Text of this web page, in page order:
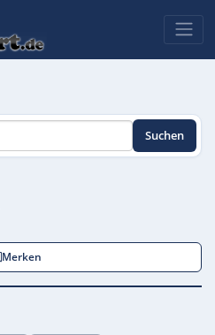
Suchen
Merken